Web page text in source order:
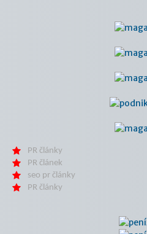
PR články
PR článek
seo pr články
PR články